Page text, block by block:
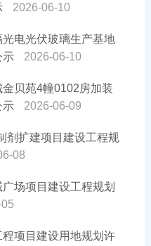
2026-06-10
电光伏玻璃生产基地
示
2026-06-10
贝苑4幢0102房加装
示
2026-06-09
剂扩建项目建设工程规
08
场项目建设工程规划
项目建设用地规划许